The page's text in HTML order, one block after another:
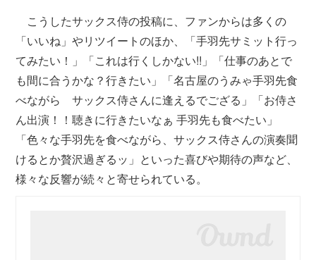
こうしたサックス侍の投稿に、ファンからは多くの
「いいね」やリツイートのほか、「手羽先サミット行っ
てみたい！」「これは行くしかない!!」「仕事のあとで
も間に合うかな？行きたい」「名古屋のうみゃ手羽先食
べながら サックス侍さんに逢えるでござる」「お侍さ
ん出演！！聴きに行きたいなぁ 手羽先も食べたい」
「色々な手羽先を食べながら、サックス侍さんの演奏聞
けるとか贅沢過ぎるッ」といった喜びや期待の声など、
様々な反響が続々と寄せられている。